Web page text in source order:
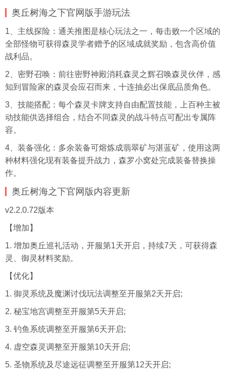
奥丘树海之下官网版手游玩法
1、主线探险：通关推图是核心玩法之一，每击败一个区域的
全部怪物可获得森灵学者赠予的区域成就奖励，包含高价值
战利品。
2、密野召唤：前往密野神殿消耗森灵之辉召唤森灵伙伴，感
知到冒险家的森灵会应召而来，十连抽必出保底品质角色。
3、技能搭配：每个森灵卡牌支持自由配置技能，上百种主被
动技能供选择组合，结合不同森灵的战斗特点可配出专属阵
容。
4、装备强化：多余装备可熔炼成翡翠矿与湛蓝矿，使用这两
种材料强化现有装备提升战力，森罗小窝处完成装备替换操
作。
奥丘树海之下官网版内容更新
v2.2.0.72版本
【增加】
1. 增加奥丘巡礼活动，开服第1天开启，持续7天，可获得森
灵、御灵材料奖励。
【优化】
1. 御灵系统及魔渊讨伐玩法调整至开服第2天开启;
2. 秘宝地宫调整至开服第5天开启;
3. 钓鱼系统调整至开服第6天开启;
4. 虚空森灵调整至开服第10天开启;
5. 圣物系统及尽途远征调整至开服第12天开启;